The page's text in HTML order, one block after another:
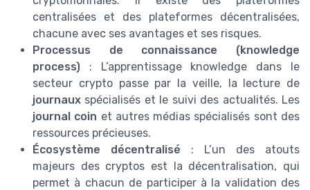
centralisées et des plateformes décentralisées,
chacune avec ses avantages et ses risques.
Processus de connaissance (knowledge
process) : L’apprentissage knowledge dans le
secteur crypto passe par la veille, la lecture de
journaux spécialisés et le suivi des actualités. Les
journal coin et autres médias spécialisés sont des
ressources précieuses.
Écosystème décentralisé : L’un des atouts
majeurs des cryptos est la décentralisation, qui
permet à chacun de participer à la validation des